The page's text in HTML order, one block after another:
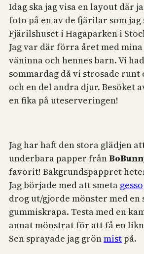
Idag ska jag visa en layout där
foto på en av de fjärilar som jag
Fjärilshuset i Hagaparken i
Jag var där förra året med
väninna och hennes barn. Vi
sommardag då vi strosade runt
och en del andra djur. Besöket
en fika på uteserveringen!
Jag har haft den stora glädjen
underbara papper från
favorit! Bakgrundspappret
Jag började med att smeta gesso
drog ut/gjorde mönster med en
gummiskrapa. Testa med en
annat mönstrat för att få en
Sen sprayade jag grönmist på.